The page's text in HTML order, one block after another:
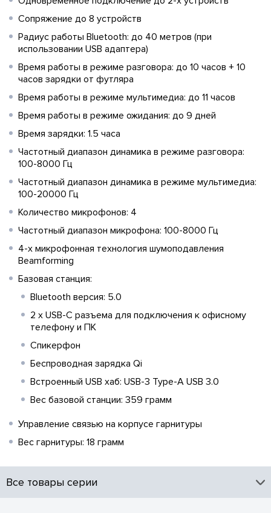
Сопряжение до 8 устройств
Радиус работы Bluetooth: до 40 метров (при
использовании USB адаптера)
Время работы в режиме разговора: до 10 часов + 10
часов зарядки от футляра
Время работы в режиме мультимедиа: до 11 часов
Время работы в режиме ожидания: до 9 дней
Время зарядки: 1.5 часа
Частотный диапазон динамика в режиме разговора:
100-8000 Гц
Частотный диапазон динамика в режиме мультимедиа:
100-20000 Гц
Количество микрофонов: 4
Частотный диапазон микрофона: 100-8000 Гц
4-х микрофонная технология шумоподавления
Beamforming
Базовая станция:
Bluetooth версия: 5.0
2 х USB-C разъема для подключения к офисному
телефону и ПК
Спикерфон
Беспроводная зарядка Qi
Встроенный USB хаб: USB-3 Type-A USB 3.0
Вес базовой станции: 359 грамм
Управление связью на корпусе гарнитуры
Вес гарнитуры: 18 грамм
Все товары серии